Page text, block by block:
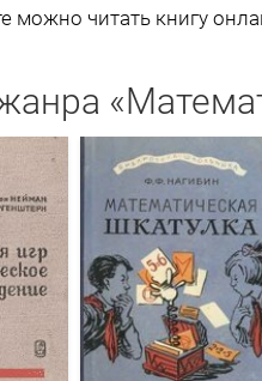
можно читать книгу